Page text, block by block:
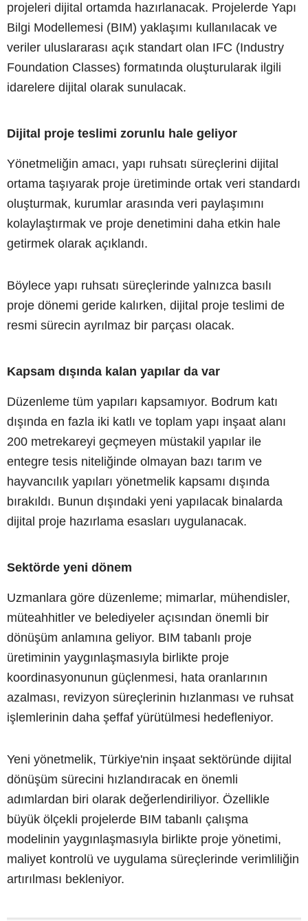
projeleri dijital ortamda hazırlanacak. Projelerde Yapı
Bilgi Modellemesi (BIM) yaklaşımı kullanılacak ve
veriler uluslararası açık standart olan IFC (Industry
Foundation Classes) formatında oluşturularak ilgili
idarelere dijital olarak sunulacak.
Dijital proje teslimi zorunlu hale geliyor
Yönetmeliğin amacı, yapı ruhsatı süreçlerini dijital
ortama taşıyarak proje üretiminde ortak veri standardı
oluşturmak, kurumlar arasında veri paylaşımını
kolaylaştırmak ve proje denetimini daha etkin hale
getirmek olarak açıklandı.
Böylece yapı ruhsatı süreçlerinde yalnızca basılı
proje dönemi geride kalırken, dijital proje teslimi de
resmi sürecin ayrılmaz bir parçası olacak.
Kapsam dışında kalan yapılar da var
Düzenleme tüm yapıları kapsamıyor. Bodrum katı
dışında en fazla iki katlı ve toplam yapı inşaat alanı
200 metrekareyi geçmeyen müstakil yapılar ile
entegre tesis niteliğinde olmayan bazı tarım ve
hayvancılık yapıları yönetmelik kapsamı dışında
bırakıldı. Bunun dışındaki yeni yapılacak binalarda
dijital proje hazırlama esasları uygulanacak.
Sektörde yeni dönem
Uzmanlara göre düzenleme; mimarlar, mühendisler,
müteahhitler ve belediyeler açısından önemli bir
dönüşüm anlamına geliyor. BIM tabanlı proje
üretiminin yaygınlaşmasıyla birlikte proje
koordinasyonunun güçlenmesi, hata oranlarının
azalması, revizyon süreçlerinin hızlanması ve ruhsat
işlemlerinin daha şeffaf yürütülmesi hedefleniyor.
Yeni yönetmelik, Türkiye'nin inşaat sektöründe dijital
dönüşüm sürecini hızlandıracak en önemli
adımlardan biri olarak değerlendiriliyor. Özellikle
büyük ölçekli projelerde BIM tabanlı çalışma
modelinin yaygınlaşmasıyla birlikte proje yönetimi,
maliyet kontrolü ve uygulama süreçlerinde verimliliğin
artırılması bekleniyor.